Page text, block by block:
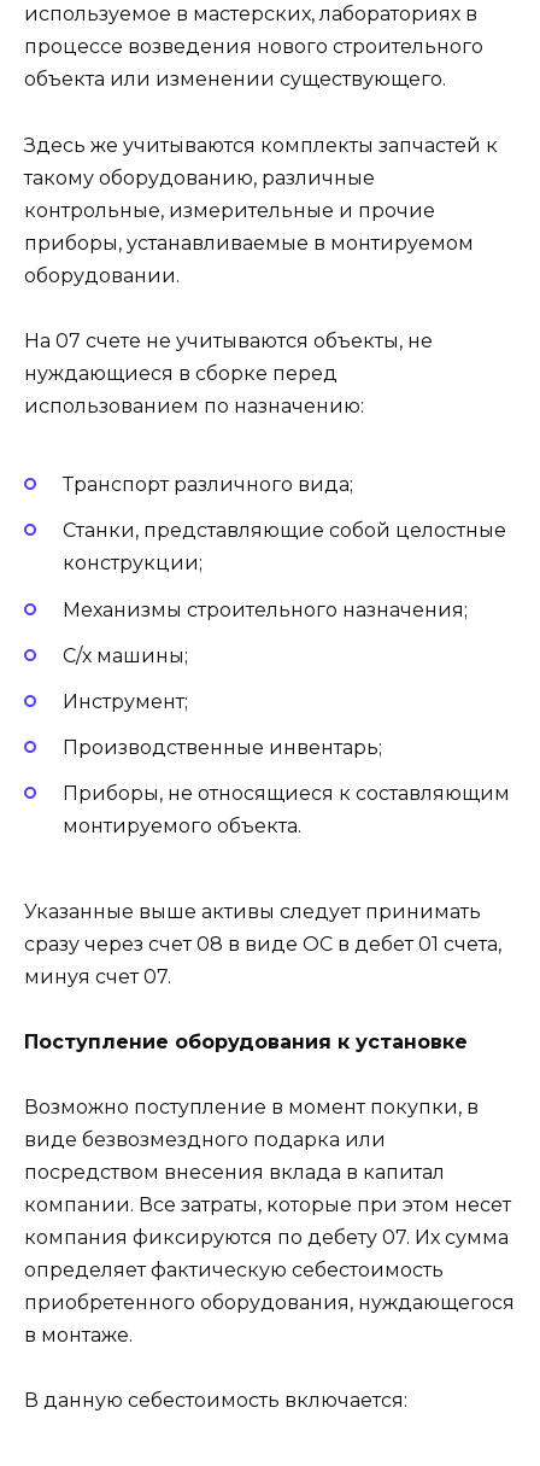
используемое в мастерских, лабораториях в
процессе возведения нового строительного
объекта или изменении существующего.
Здесь же учитываются комплекты запчастей к
такому оборудованию, различные
контрольные, измерительные и прочие
приборы, устанавливаемые в монтируемом
оборудовании.
На 07 счете не учитываются объекты, не
нуждающиеся в сборке перед
использованием по назначению:
Транспорт различного вида;
Станки, представляющие собой целостные
конструкции;
Механизмы строительного назначения;
С/х машины;
Инструмент;
Производственные инвентарь;
Приборы, не относящиеся к составляющим
монтируемого объекта.
Указанные выше активы следует принимать
сразу через счет 08 в виде ОС в дебет 01 счета,
минуя счет 07.
Поступление оборудования к установке
Возможно поступление в момент покупки, в
виде безвозмездного подарка или
посредством внесения вклада в капитал
компании. Все затраты, которые при этом несет
компания фиксируются по дебету 07. Их сумма
определяет фактическую себестоимость
приобретенного оборудования, нуждающегося
в монтаже.
В данную себестоимость включается: